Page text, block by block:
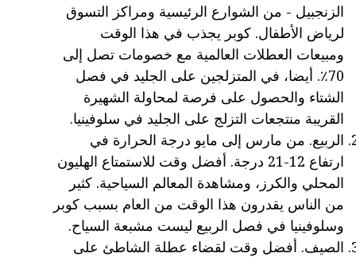
الزنجبيل - من الشوارع الرئيسية ومراكز التسوق
لرياض الأطفال. كوبر يجذب في هذا الوقت
ومبيعات العطلات العالمية مع خصومات تصل إلى
70٪. أيضا، في المتزلجين على الجليد في فصل
الشتاء والحصول على فرصة لمحاولة الشهيرة
القريبة منتجعات التزلج على الجليد في سلوفينيا.
الربيع. من مارس إلى مايو درجة الحرارة في
ارتفاع 12-21 درجة. أفضل وقت للاستمتاع الهليون
المحلي والكرز، ومشاهدة المعالم السياحية. كثير
من الناس يقدرون هذا الوقت من العام بسبب كوبر
وسلوفينيا في فصل الربيع ليست مشبعة السياح.
الصيف. أفضل وقت لقضاء عطلة الشاطئ على